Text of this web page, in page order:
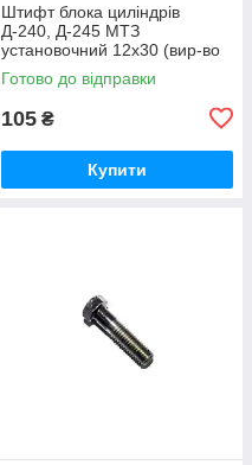
Штифт блока циліндрів
Д-240, Д-245 МТЗ
установочний 12х30 (вир-во
Україна) 50-1002034 / 50-
1002034-А
Готово до відправки
105 ₴
Купити